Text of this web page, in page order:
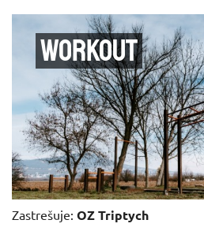
Workout
Zastrešuje: OZ Triptych